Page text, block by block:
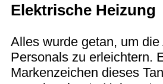
Elektrische Heizung
Alles wurde getan, um die
Personals zu erleichtern.
Markenzeichen dieses